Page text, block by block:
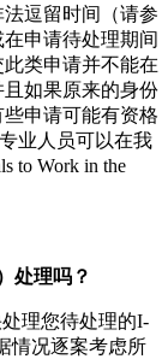
逗留时间（请参
申请待处理期间
类申请并不能在
如果原来的身份
申请可能有资格
业人员可以在我
to Work in the
处理吗？
理您待处理的I-
情况逐案考虑所